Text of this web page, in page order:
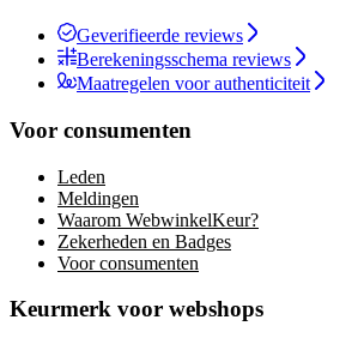
Geverifieerde reviews
Berekeningsschema reviews
Maatregelen voor authenticiteit
Voor consumenten
Leden
Meldingen
Waarom WebwinkelKeur?
Zekerheden en Badges
Voor consumenten
Keurmerk voor webshops